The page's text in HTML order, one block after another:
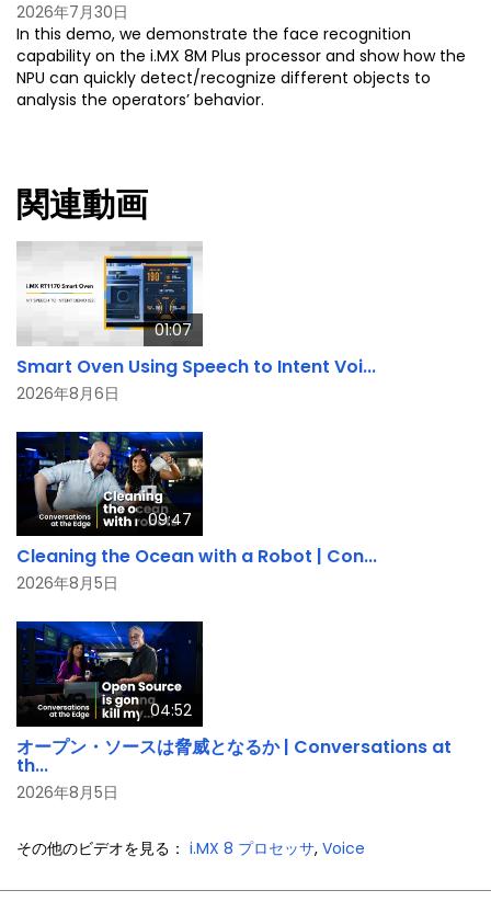
2026年7月30日
In this demo, we demonstrate the face recognition
capability on the i.MX 8M Plus processor and show how the
NPU can quickly detect/recognize different objects to
analysis the operators’ behavior.
関連動画
01:07
Smart Oven Using Speech to Intent Voi...
2026年8月6日
09:47
Cleaning the Ocean with a Robot | Con...
2026年8月5日
04:52
オープン・ソースは脅威となるか | Conversations at
th...
2026年8月5日
その他のビデオを見る： i.MX 8 プロセッサ, Voice